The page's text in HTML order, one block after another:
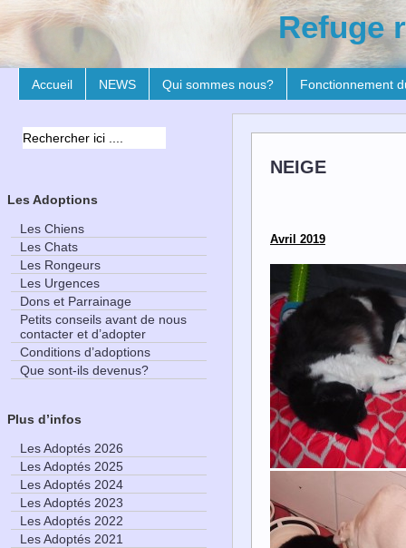
Refuge
Accueil NEWS Qui sommes nous? Fonctionnement
NEIGE
Avril 2019
Les Adoptions
Les Chiens
Les Chats
Les Rongeurs
Les Urgences
Dons et Parrainage
Petits conseils avant de nous
contacter et d’adopter
Conditions d’adoptions
Que sont-ils devenus?
Plus d’infos
Les Adoptés 2026
Les Adoptés 2025
Les Adoptés 2024
Les Adoptés 2023
Les Adoptés 2022
Les Adoptés 2021